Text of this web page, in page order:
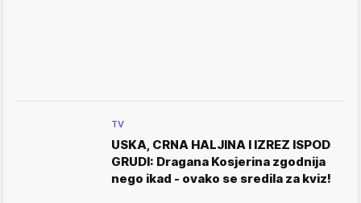
TV
USKA, CRNA HALJINA I IZREZ ISPOD
GRUDI: Dragana Kosjerina zgodnija
nego ikad - ovako se sredila za kviz!